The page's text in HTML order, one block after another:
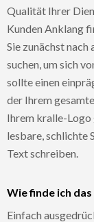
Qualität Ihrer
Kunden Anklang
Sie zunächst
suchen, um sich
sollte einen
der Ihrem
Ihrem kralle-Logo
lesbare, schlichte
Text schreiben.
Wie finde ich
Einfach